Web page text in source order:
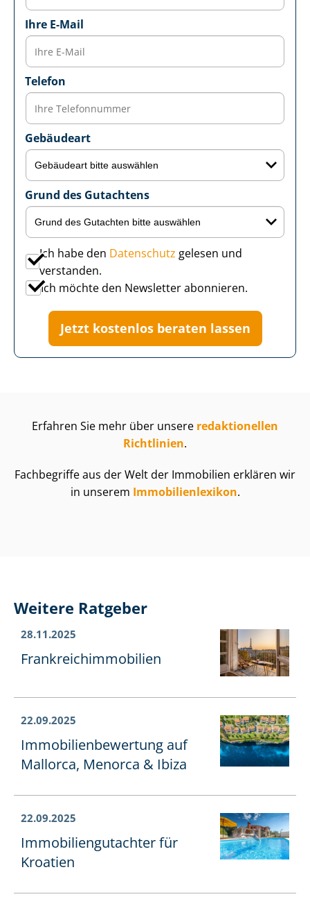
Ihre E-Mail
Telefon
Gebäudeart
Grund des Gutachtens
Ich habe den Datenschutz gelesen und
verstanden.
Ich möchte den Newsletter abonnieren.
Jetzt kostenlos beraten lassen
Erfahren Sie mehr über unsere redaktionellen
Richtlinien.
Fachbegriffe aus der Welt der Immobilien erklären wir
in unserem Im­mo­bi­li­en­le­xi­kon.
Weitere Ratgeber
28.11.2025
Frank­reichim­mo­bi­li­en
22.09.2025
Im­mo­bi­li­en­be­wer­tung auf
Mallorca, Menorca & Ibiza
22.09.2025
Im­mo­bi­li­en­gut­ach­ter für
Kroatien